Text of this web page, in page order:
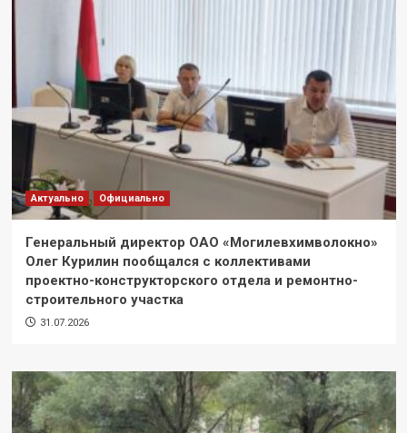
Актуально Официально
Генеральный директор ОАО «Могилевхимволокно»
Олег Курилин пообщался с коллективами
проектно-конструкторского отдела и ремонтно-
строительного участка
31.07.2026